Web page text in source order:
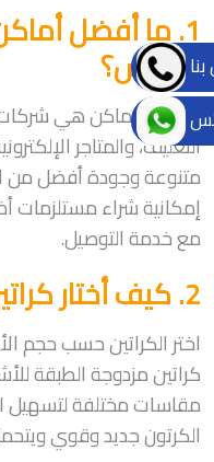
1. ما أفضل
العفش؟
أفضل الأماكن هي
التغليف، والمتاجر
متنوعة وجودة أفضل من
إمكانية شراء مستلزمات
مع خدمة التوصيل.
2. كيف أختار كراتين نقل عفش مناسبة؟
اختر الكراتين حسب حجم
كراتين مزدوجة الطبقة
مقاسات مختلفة لتسهيل
الكرتون جديد وقوي